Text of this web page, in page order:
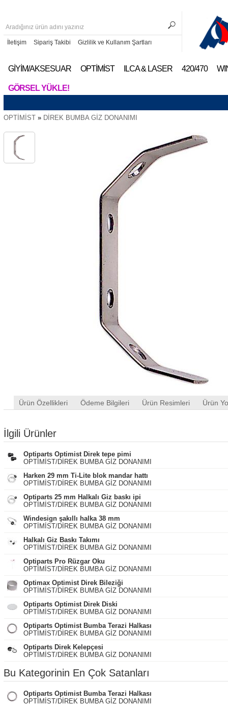
İletişim Sipariş Takibi Gizlilik ve Kullanım Şartları
GİYİM/AKSESUAR OPTİMİST ILCA & LASER 420/470
GÖRSEL YÜKLE!
OPTİMİST » DİREK BUMBA GİZ DONANIMI
Ürün Özellikleri Ödeme Bilgileri Ürün Resimleri Ürün
İlgili Ürünler
Optiparts Optimist Direk tepe pimi
OPTİMİST/DİREK BUMBA GİZ DONANIMI
Harken 29 mm Ti-Lite blok mandar hattı
OPTİMİST/DİREK BUMBA GİZ DONANIMI
Optiparts 25 mm Halkalı Giz baskı ipi
OPTİMİST/DİREK BUMBA GİZ DONANIMI
Windesign şakıllı halka 38 mm
OPTİMİST/DİREK BUMBA GİZ DONANIMI
Halkalı Giz Baskı Takımı
OPTİMİST/DİREK BUMBA GİZ DONANIMI
Optiparts Pro Rüzgar Oku
OPTİMİST/DİREK BUMBA GİZ DONANIMI
Optimax Optimist Direk Bileziği
OPTİMİST/DİREK BUMBA GİZ DONANIMI
Optiparts Optimist Direk Diski
OPTİMİST/DİREK BUMBA GİZ DONANIMI
Optiparts Optimist Bumba Terazi Halkası
OPTİMİST/DİREK BUMBA GİZ DONANIMI
Optiparts Direk Kelepçesi
OPTİMİST/DİREK BUMBA GİZ DONANIMI
Bu Kategorinin En Çok Satanları
Optiparts Optimist Bumba Terazi Halkası
OPTİMİST/DİREK BUMBA GİZ DONANIMI